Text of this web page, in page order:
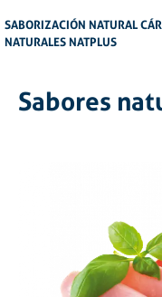
SABORIZACIÓN NATURAL
NATURALES NATPLUS
Sabores